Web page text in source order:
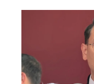
จริงๆ แล้วถึงไม่มีการ ดีล
คลอนอยู่จากปัญหา
อายุเพียง 3 เดือน แต่ข่
คอร์รัปชัน การโกงสว.